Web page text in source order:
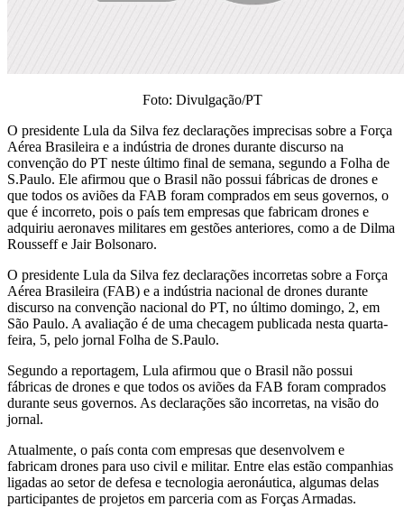
Foto: Divulgação/PT
O presidente Lula da Silva fez declarações imprecisas sobre a Força
Aérea Brasileira e a indústria de drones durante discurso na
convenção do PT neste último final de semana, segundo a Folha de
S.Paulo. Ele afirmou que o Brasil não possui fábricas de drones e
que todos os aviões da FAB foram comprados em seus governos, o
que é incorreto, pois o país tem empresas que fabricam drones e
adquiriu aeronaves militares em gestões anteriores, como a de Dilma
Rousseff e Jair Bolsonaro.
O presidente Lula da Silva fez declarações incorretas sobre a Força
Aérea Brasileira (FAB) e a indústria nacional de drones durante
discurso na convenção nacional do PT, no último domingo, 2, em
São Paulo. A avaliação é de uma checagem publicada nesta quarta-
feira, 5, pelo jornal Folha de S.Paulo.
Segundo a reportagem, Lula afirmou que o Brasil não possui
fábricas de drones e que todos os aviões da FAB foram comprados
durante seus governos. As declarações são incorretas, na visão do
jornal.
Atualmente, o país conta com empresas que desenvolvem e
fabricam drones para uso civil e militar. Entre elas estão companhias
ligadas ao setor de defesa e tecnologia aeronáutica, algumas delas
participantes de projetos em parceria com as Forças Armadas.